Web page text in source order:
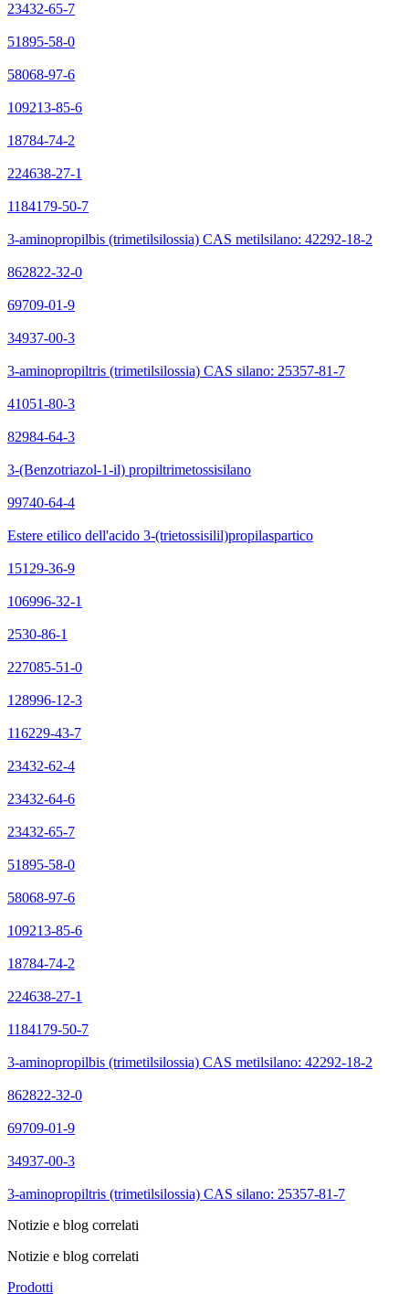
23432-65-7
51895-58-0
58068-97-6
109213-85-6
18784-74-2
224638-27-1
1184179-50-7
3-aminopropilbis (trimetilsilossia) CAS metilsilano: 42292-18-2
862822-32-0
69709-01-9
34937-00-3
3-aminopropiltris (trimetilsilossia) CAS silano: 25357-81-7
41051-80-3
82984-64-3
3-(Benzotriazol-1-il) propiltrimetossisilano
99740-64-4
Estere etilico dell'acido 3-(trietossisilil)propilaspartico
15129-36-9
106996-32-1
2530-86-1
227085-51-0
128996-12-3
116229-43-7
23432-62-4
23432-64-6
23432-65-7
51895-58-0
58068-97-6
109213-85-6
18784-74-2
224638-27-1
1184179-50-7
3-aminopropilbis (trimetilsilossia) CAS metilsilano: 42292-18-2
862822-32-0
69709-01-9
34937-00-3
3-aminopropiltris (trimetilsilossia) CAS silano: 25357-81-7
Notizie e blog correlati
Notizie e blog correlati
Prodotti